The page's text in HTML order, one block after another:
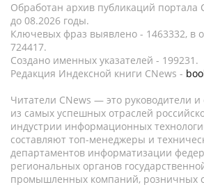
Обработан архив публикаций портала
до 08.2026 годы.
Ключевых фраз выявлено - 1463332, в
724417.
Создано именных указателей - 199231.
Редакция Индексной книги CNews -
Читатели CNews — это руководители и
из самых успешных отраслей
индустрии информационных
составляют топ-менеджеры и
департаментов информатизации
региональных органов
промышленных компаний, розничных